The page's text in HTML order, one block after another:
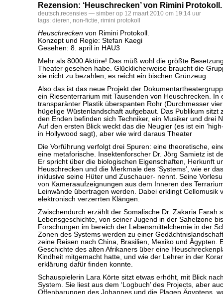
Rezension: ‘Heuschrecken’ von Rimini Protokoll.
deutsch,recensies — simber op 12 maart 2010 om 19:14 uur
tags: dieren, non-fictie, rimini protokoll
Heuschrecken von Rimini Protokoll.
Konzept und Regie: Stefan Kaegi
Gesehen: 8. april in HAU3
Mehr als 8000 Aktöre! Das müß wohl die größte
Theater gesehen habe. Glücklicherweise braucht die
sie nicht zu bezahlen, es reicht ein bischen Grünzeug.
Also das ist das neue Projekt der
ein Riesenterrarium mit Tausenden von Heuschrecken. In
transparänter Plastik überspanten Rohr (Durchmesser
hügelige Wüstenlandschaft aufgebaut. Das Publikum sitzt
den Enden befinden sich Techniker, ein Musiker und drei
Auf den ersten Blick weckt das die Neugier (es ist ein
in Hollywood sagt), aber wie wird daraus Theater
Die Vorführung verfolgt drei Spuren: eine theoretische,
eine metaforische. Insektenforscher Dr. Jörg Samietz ist
Er spricht über die biologischen Eigenschaften, Herkunft
Heuschrecken und die Merkmale des ‘Systems’, wie er
inklusive seine Hüter und Zuschauer- nennt. Seine
von Kameraaufzeignungen aus dem Inneren des
Leinwände übertragen werden. Dabei erklingt Cellomusik
elektronisch verzerrten Klängen.
Zwischendurch erzählt der Somalische Dr. Zakaria Farah
Lebensgeschichte, von seiner Jugend in der Sahelzone
Forschungen im bereich der Lebensmittelchemie in der
Zonen des Systems werden zu einer
zeine Reisen nach China, Brasilien, Mexiko und Ägypten.
Geschichte des alten Afrikaners über eine
Kindheit mitgemacht hatte, und wie der Lehrer in der
erklärung dafür finden konnte.
Schauspielerin Lara Körte sitzt etwas erhöht, mit Blick
System. Sie liest aus dem ‘Logbuch’ des Projects, aber
Offenbarungen des Johannes und die Plagen Ägyptens,